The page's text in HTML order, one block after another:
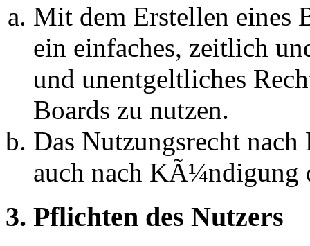
Mit dem Erstellen eines
ein einfaches, zeitlich
und unentgeltliches
Boards zu nutzen.
Das Nutzungsrecht
auch nach KÃ¼ndigung
3. Pflichten des Nutzers